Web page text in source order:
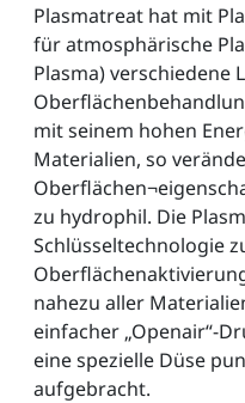
Plasmatreat hat mit
für atmosphärische
Plasma) verschiedene
mit seinem hohen
Materialien, so
zu hydrophil. Die
Schlüsseltechnologie
nahezu aller
einfacher „Openair“-
eine spezielle Düse
aufgebracht.